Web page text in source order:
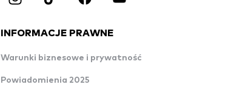
INFORMACJE PRAWNE
Warunki biznesowe i prywatność
Powiadomienia 2025